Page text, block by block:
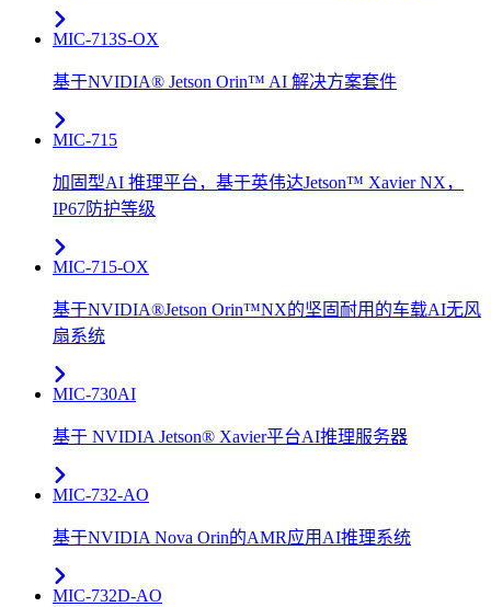
MIC-713S-OX
基于NVIDIA® Jetson Orin™ AI 解决方案套件
MIC-715
加固型AI 推理平台，基于英伟达Jetson™ Xavier NX，
IP67防护等级
MIC-715-OX
基于NVIDIA®Jetson Orin™NX的坚固耐用的车载AI无风
扇系统
MIC-730AI
基于 NVIDIA Jetson® Xavier平台AI推理服务器
MIC-732-AO
基于NVIDIA Nova Orin的AMR应用AI推理系统
MIC-732D-AO